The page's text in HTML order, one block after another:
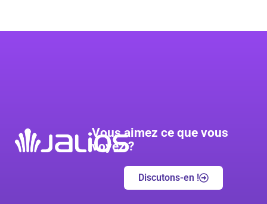
Vous aimez ce que vous
voyez ?
Discutons-en !